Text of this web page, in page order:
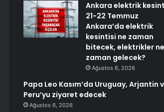
Ankara elektrik
21-22 Temmuz
Ankara’da elektrik
kesintisi ne zaman
bitecek, elektrikler ne
zaman gelecek?
Ağustos 6, 2026
Papa Leo Kasım’da Uruguay, Arjantin
Peru’yu ziyaret edecek
Ağustos 6, 2026